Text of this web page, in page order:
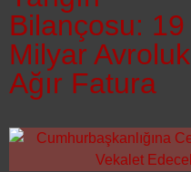
Bilançosu: 19
Milyar Avroluk
Ağır Fatura